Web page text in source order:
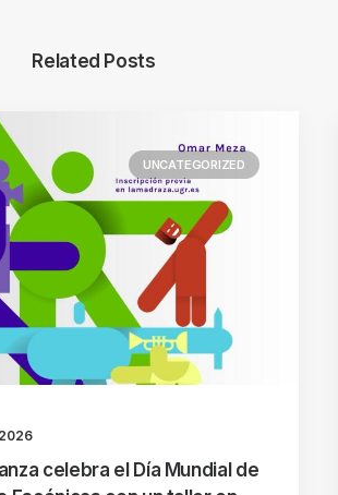
Related Posts
UNCATEGORIZED
celebra el Día Mundial de